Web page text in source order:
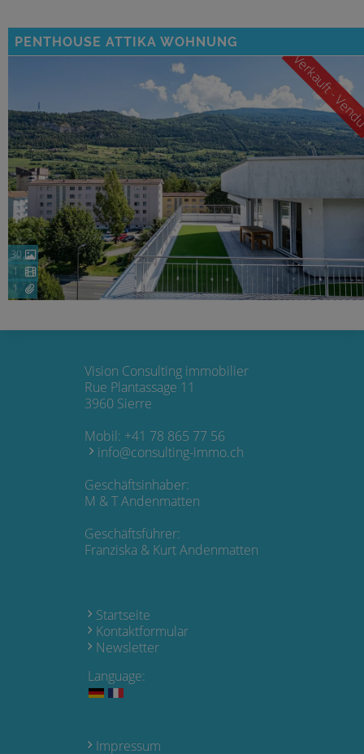
PENTHOUSE ATTIKA WOHNUNG
1
1
30
Verkauft -
Vision Consulting immobilier
Rue Plantassage 11
3960 Sierre
Mobil: +41 78 865 77 56
info@consulting-immo.ch
Geschäftsinhaber:
M & T Andenmatten
Geschäftsführer:
Franziska & Kurt Andenmatten
Startseite
Kontaktformular
Newsletter
Language:
Impressum